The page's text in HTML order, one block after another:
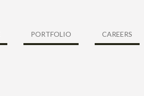
PORTFOLIO CAREERS